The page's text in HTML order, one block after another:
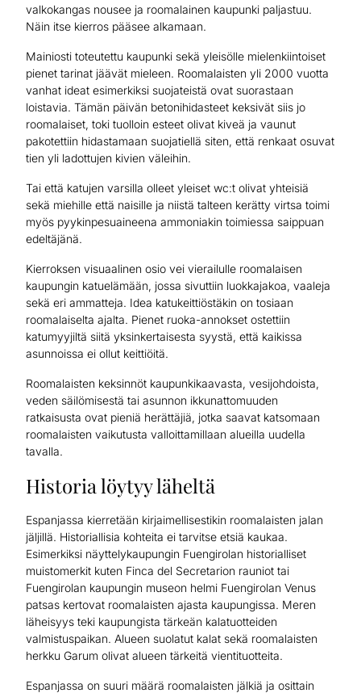
valkokangas nousee ja roomalainen kaupunki paljastuu.
Näin itse kierros pääsee alkamaan.
Mainiosti toteutettu kaupunki sekä yleisölle mielenkiintoiset
pienet tarinat jäävät mieleen. Roomalaisten yli 2000 vuotta
vanhat ideat esimerkiksi suojateistä ovat suorastaan
loistavia. Tämän päivän betonihidasteet keksivät siis jo
roomalaiset, toki tuolloin esteet olivat kiveä ja vaunut
pakotettiin hidastamaan suojatiellä siten, että renkaat osuvat
tien yli ladottujen kivien väleihin.
Tai että katujen varsilla olleet yleiset wc:t olivat yhteisiä
sekä miehille että naisille ja niistä talteen kerätty virtsa toimi
myös pyykinpesuaineena ammoniakin toimiessa saippuan
edeltäjänä.
Kierroksen visuaalinen osio vei vierailulle roomalaisen
kaupungin katuelämään, jossa sivuttiin luokkajakoa, vaaleja
sekä eri ammatteja. Idea katukeittiöstäkin on tosiaan
roomalaiselta ajalta. Pienet ruoka-annokset ostettiin
katumyyjiltä siitä yksinkertaisesta syystä, että kaikissa
asunnoissa ei ollut keittiöitä.
Roomalaisten keksinnöt kaupunkikaavasta, vesijohdoista,
veden säilömisestä tai asunnon ikkunattomuuden
ratkaisusta ovat pieniä herättäjiä, jotka saavat katsomaan
roomalaisten vaikutusta valloittamillaan alueilla uudella
tavalla.
Historia löytyy läheltä
Espanjassa kierretään kirjaimellisestikin roomalaisten jalan
jäljillä. Historiallisia kohteita ei tarvitse etsiä kaukaa.
Esimerkiksi näyttelykaupungin Fuengirolan historialliset
muistomerkit kuten Finca del Secretarion rauniot tai
Fuengirolan kaupungin museon helmi Fuengirolan Venus
patsas kertovat roomalaisten ajasta kaupungissa. Meren
läheisyys teki kaupungista tärkeän kalatuotteiden
valmistuspaikan. Alueen suolatut kalat sekä roomalaisten
herkku Garum olivat alueen tärkeitä vientituotteita.
Espanjassa on suuri määrä roomalaisten jälkiä ja osittain